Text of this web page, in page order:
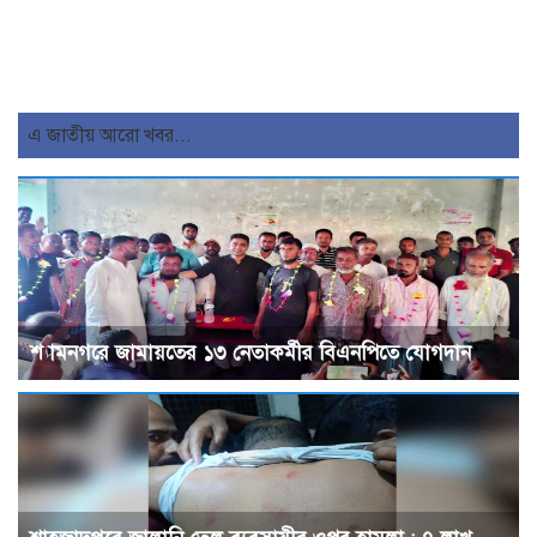
এ জাতীয় আরো খবর...
শ্যামনগরে জামায়তের ১৩ নেতাকর্মীর বিএনপিতে যোগদান